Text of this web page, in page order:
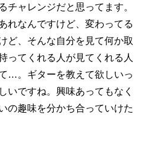
チャレンジだと思ってます。
れなんですけど、変わってる
ど、そんな自分を見て何か取
ってくれる人が見てくれる人
…。ギターを教えて欲しいっ
いですね。興味あってもなく
の趣味を分かち合っていけた